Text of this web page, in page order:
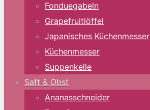
Fonduegabeln
Grapefruitlöffel
Japanisches Küchenmesser
Küchenmesser
Suppenkelle
Saft & Obst
Ananasschneider